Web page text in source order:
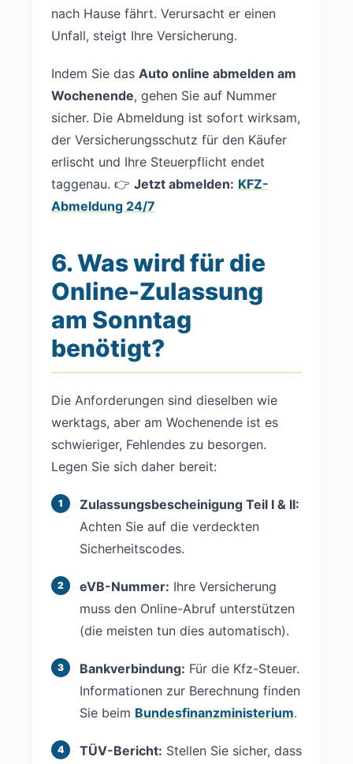
nach Hause fährt. Verursacht er einen
Unfall, steigt Ihre Versicherung.
Indem Sie das Auto online abmelden am
Wochenende, gehen Sie auf Nummer
sicher. Die Abmeldung ist sofort wirksam,
der Versicherungsschutz für den Käufer
erlischt und Ihre Steuerpflicht endet
taggenau. 👉 Jetzt abmelden: KFZ-
Abmeldung 24/7
6. Was wird für die
Online-Zulassung
am Sonntag
benötigt?
Die Anforderungen sind dieselben wie
werktags, aber am Wochenende ist es
schwieriger, Fehlendes zu besorgen.
Legen Sie sich daher bereit:
Zulassungsbescheinigung Teil I & II:
Achten Sie auf die verdeckten
Sicherheitscodes.
eVB-Nummer: Ihre Versicherung
muss den Online-Abruf unterstützen
(die meisten tun dies automatisch).
Bankverbindung: Für die Kfz-Steuer.
Informationen zur Berechnung finden
Sie beim Bundesfinanzministerium.
TÜV-Bericht: Stellen Sie sicher, dass